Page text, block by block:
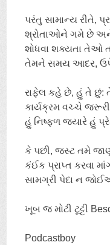
પરંતુ સામાન્ય રીતે,
શ્રોતાઓને ગમે છે અને
શોધવા શક્યતા તેઓ
તેમને સમય આદર,
રાફેલ કહે છે, હું તે છું:
કાર્યક્રમ વચ્ચે
હું નિષ્ફળ જ્યારે હું
કે પછી, જસ્ટ તમે
કંઈક પ્રાપ્ત કરવા
સામગ્રી પેદા ન
ખૂબ જ મોટી ટૂટ્ટી
Podcastboy